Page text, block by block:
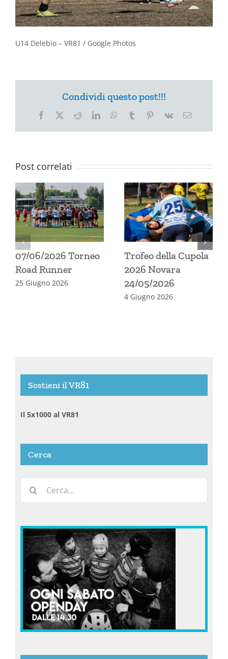
U14 Delebio – VR81 / Google Photos
Condividi questo post!!!
Facebook
X RedditLinkedInWhatsApp
Tumblr Pinterest
Vk Email
Post correlati
07/06/2026 Torneo
Road Runner
25 Giugno 2026
Trofeo della Cupola
2026 Novara
24/05/2026
4 Giugno 2026
Sostieni il VR81
Il 5x1000 al VR81
Cerca
per: